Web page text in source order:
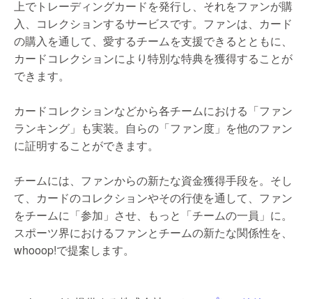
上でトレーディングカードを発行し、それをファンが購
入、コレクションするサービスです。ファンは、カード
の購入を通して、愛するチームを支援できるとともに、
カードコレクションにより特別な特典を獲得することが
できます。
カードコレクションなどから各チームにおける「ファン
ランキング」も実装。自らの「ファン度」を他のファン
に証明することができます。
チームには、ファンからの新たな資金獲得手段を。そし
て、カードのコレクションやその行使を通して、ファン
をチームに「参加」させ、もっと「チームの一員」に。
スポーツ界におけるファンとチームの新たな関係性を、
whooop!で提案します。